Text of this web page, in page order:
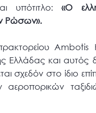
υπότιτλο:«Ο
Ρώσων».
Ambotis
Ελλάδας και αυτός
σχεδόν στο ίδιο